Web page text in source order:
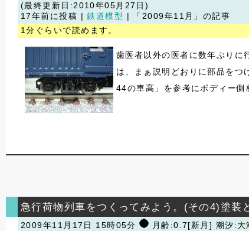
(最終更新日:2010年05月27日)
17年前に投稿 |鉄道模型
| 「2009年11月」の記事
1分ぐらいで読めます。
歯医者以外の医者に数年ぶりに
は、まぁ説明どおりに部品をつ
44の車高」を参考にボディー
急行荷物列車をつくってみよう。(その4)塗装
2009年11月17日 15時05分 月齢:0.7[新月] 潮汐:大